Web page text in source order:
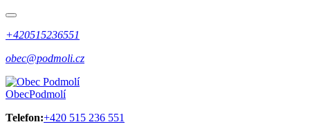
+420515236551
obec@podmoli.cz
ObecPodmolí
Telefon:+420 515 236 551